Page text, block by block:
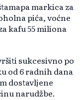
markica za
pića, voćne
kafu 55 miliona
sukcesivno po
od 6 radnih dana
dostavljene
narudžbe.